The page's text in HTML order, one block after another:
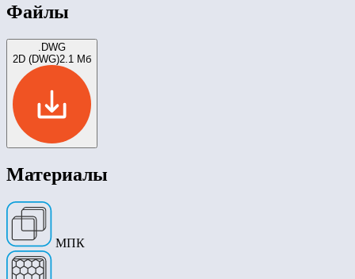
Файлы
.DWG
2D (DWG)2.1 Мб
Материалы
МПК